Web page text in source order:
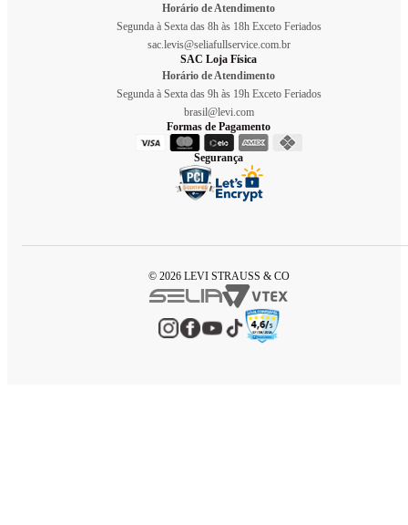
Horário de Atendimento
Segunda à Sexta das 8h às 18h Exceto Feriados
sac.levis@seliafullservice.com.br
SAC Loja Física
Horário de Atendimento
Segunda à Sexta das 9h às 19h Exceto Feriados
brasil@levi.com
Formas de Pagamento
Segurança
© 2026 LEVI STRAUSS & CO